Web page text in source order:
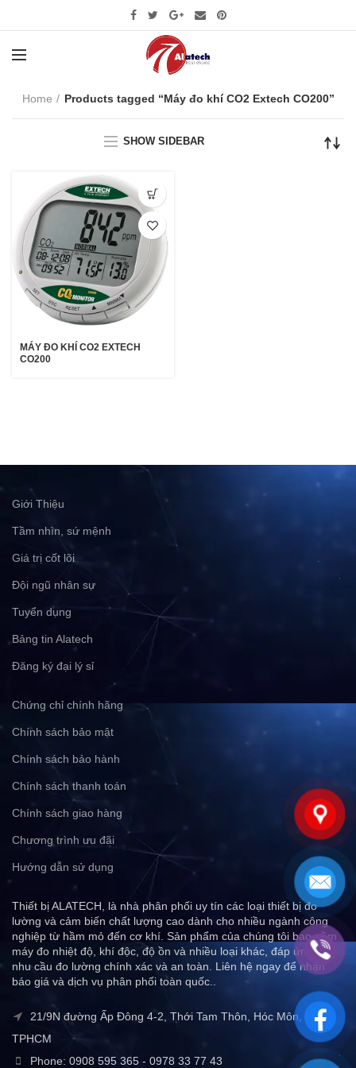
Home Products tagged “Máy đo khí CO2 Extech CO200”
SHOW SIDEBAR
MÁY ĐO KHÍ CO2 EXTECH
CO200
Giới Thiệu
Tầm nhìn, sứ mệnh
Giá trị cốt lõi
Đội ngũ nhân sự
Tuyển dụng
Bảng tin Alatech
Đăng ký đại lý sỉ
Chứng chỉ chính hãng
Chính sách bảo mật
Chính sách bảo hành
Chính sách thanh toán
Chính sách giao hàng
Chương trình ưu đãi
Hướng dẫn sử dụng
Thiết bị ALATECH, là nhà phân phối uy tín các loại thiết bị đo
lường và cảm biến chất lượng cao dành cho nhiều ngành công
nghiệp từ hầm mỏ đến cơ khí. Sản phẩm của chúng tôi bao gồm
máy đo nhiệt độ, khí độc, độ ồn và nhiều loại khác, đáp ứng mọi
nhu cầu đo lường chính xác và an toàn. Liên hệ ngay để nhận
báo giá và dịch vụ phân phối toàn quốc..
21/9N đường Ấp Đông 4-2, Thới Tam Thôn, Hóc Môn,
TPHCM
Phone: 0908 595 365 - 0978 33 77 43